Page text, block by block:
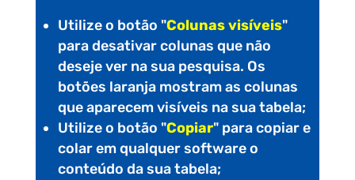
Utilize o botão "Colunas visíveis"
para desativar colunas que não
deseje ver na sua pesquisa. Os
botões laranja mostram as colunas
que aparecem visíveis na sua tabela;
Utilize o botão "Copiar" para copiar e
colar em qualquer software o
conteúdo da sua tabela;